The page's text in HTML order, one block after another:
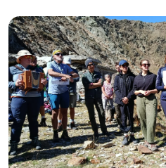
TERRITORIO
OUTDOOR
CULTURA
NATURA E BENESSERE
ESPERIENZE